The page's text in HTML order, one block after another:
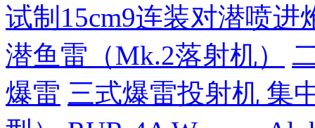
试制15cm9连装对潜喷进
潜鱼雷（Mk.2落射机）
爆雷 三式爆雷投射机 集